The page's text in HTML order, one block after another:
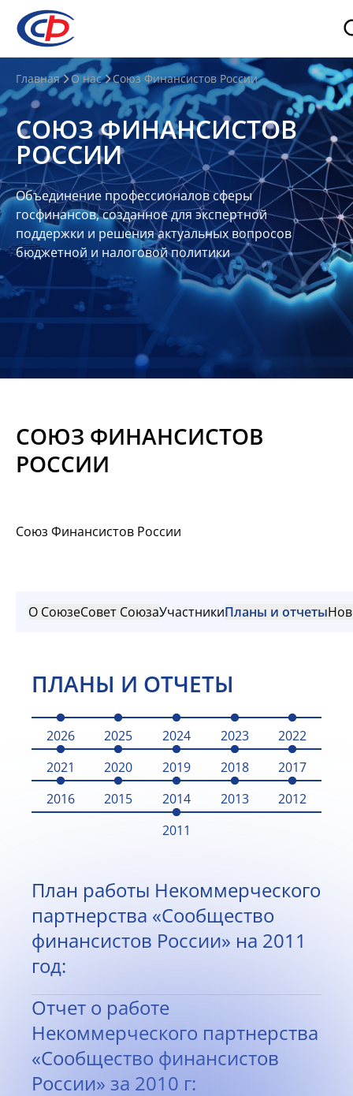
О
нас
О
СФР
Совет
Союза
Участники
Планы
отчеты
Контакты
Материалы
Главная О нас Союз Финансистов России
СОЮЗ ФИНАНСИСТОВ
РОССИИ
Объединение профессионалов сферы
госфинансов, созданное для экспертной
поддержки и решения актуальных вопросов
бюджетной и налоговой политики
СОЮЗ ФИНАНСИСТОВ
РОССИИ
Союз Финансистов России
О СоюзеСовет СоюзаУчастникиПланы и отчеты
ПЛАНЫ И ОТЧЕТЫ
2026 2025 2024 2023
2022
2021
2020 2019 2018
2017
2016
2015 2014 2013
2012
2011
План работы Некоммерческого
партнерства «Сообщество
финансистов России» на 2011
год:
Отчет о работе
Некоммерческого партнерства
«Сообщество финансистов
России» за 2010 г: